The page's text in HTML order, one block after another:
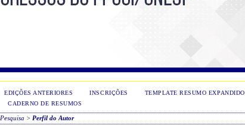
EDIÇÕES ANTERIORES INSCRIÇÕES
TEMPLATE RESUMO EXPANDIDO
CADERNO DE RESUMOS
Pesquisa > Perfil do Autor